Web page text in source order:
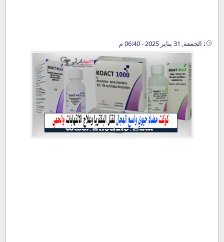
: الجمعة, 31 يناير 2025 - 06:40 م